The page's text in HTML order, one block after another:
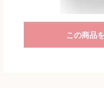
この商品